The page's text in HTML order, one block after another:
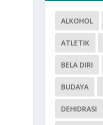
ALKOHOL
ATLETIK
BELA DIRI
BUDAYA
DEHIDRASI